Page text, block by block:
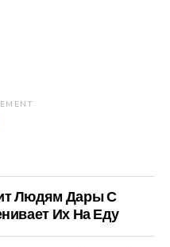
Людям Дары С
Их На Еду